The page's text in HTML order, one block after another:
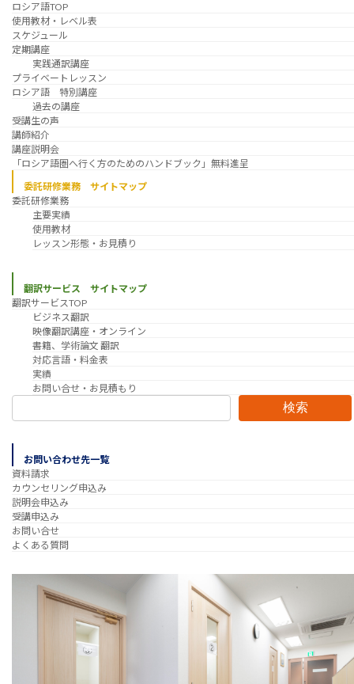
ロシア語TOP
使用教材・レベル表
スケジュール
定期講座
実践通訳講座
プライベートレッスン
ロシア語 特別講座
過去の講座
受講生の声
講師紹介
講座説明会
「ロシア語圏へ行く方のためのハンドブック」無料進呈
委託研修業務 サイトマップ
委託研修業務
主要実績
使用教材
レッスン形態・お見積り
翻訳サービス サイトマップ
翻訳サービスTOP
ビジネス翻訳
映像翻訳講座・オンライン
書籍、学術論文 翻訳
対応言語・料金表
実績
お問い合せ・お見積もり
検索
お問い合わせ先一覧
資料請求
カウンセリング申込み
説明会申込み
受講申込み
お問い合せ
よくある質問